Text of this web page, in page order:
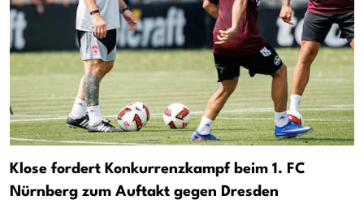
Klose fordert Konkurrenzkampf beim 1. FC
Nürnberg zum Auftakt gegen Dresden